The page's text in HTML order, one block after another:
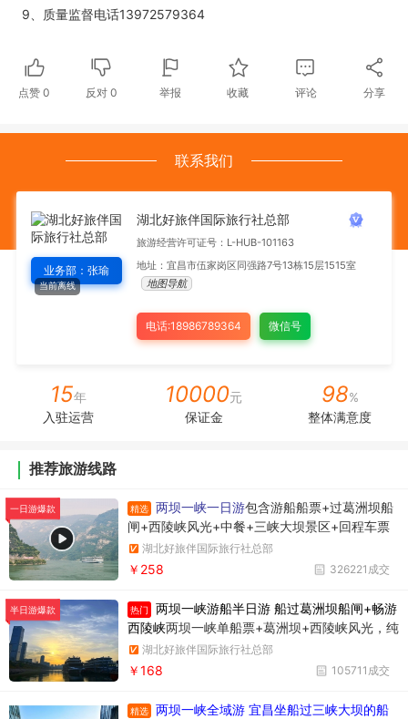
9、质量监督电话13972579364
点赞 0 反对0 举报 收藏 评论 分享
联系我们
当前离线
业务部：张瑜
湖北好旅伴国际旅行社总部
旅游经营许可证号：L-HUB-101163
地址：宜昌市伍家岗区同强路7号13栋15层1515室
地图导航
电话:18986789364 微信号
15年
入驻运营
10000元
保证金
98%
整体满意度
推荐旅游线路
一日游爆款 精选 两坝一峡一日游包含游船船票+过葛洲坝船
闸+西陵峡风光+中餐+三峡大坝景区+回程车票
湖北好旅伴国际旅行社总部
326221成交
￥258
半日游爆款 热门
两坝一峡游船半日游 船过葛洲坝船闸+畅游
西陵峡两坝一峡单船票+葛洲坝+西陵峡风光，纯
玩无购物，时间短内容丰富
湖北好旅伴国际旅行社总部
105711成交
￥168
精选
两坝一峡全域游 宜昌坐船过三峡大坝的船